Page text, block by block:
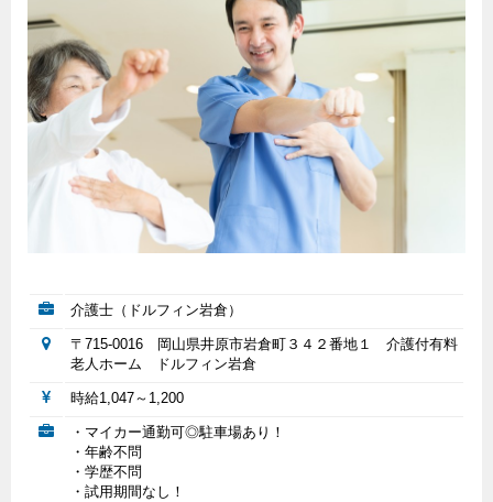
介護士（ドルフィン岩倉）
〒715-0016 岡山県井原市岩倉町３４２番地１ 介護付有料
老人ホーム ドルフィン岩倉
時給1,047～1,200
・マイカー通勤可◎駐車場あり！
・年齢不問
・学歴不問
・試用期間なし！